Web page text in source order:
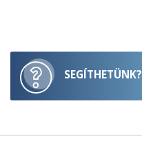
SEGÍTHETÜNK?